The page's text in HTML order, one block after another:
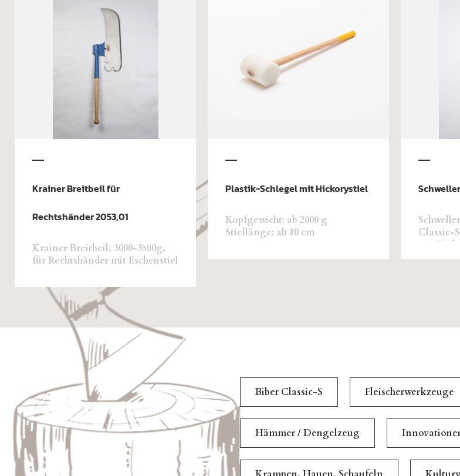
Krainer Breitbeil für
Rechtshänder 2053,01
Krainer Breitbeil, 3000-3500g,
für Rechtshänder mit Eschenstiel
Plastik-Schlegel mit Hickorystiel
Kopfgewicht: ab 2000 g
Stiellänge: ab 80 cm
Classic-
mit
Biber Classic-S Fleischerwerkzeuge
Hämmer / Dengelzeug